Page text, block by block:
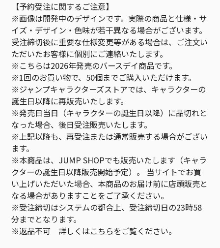
【予約受注に関するご注意】
※画像は開発中のデザインです。実際の商品と仕様・サ
イズ・デザイン・色味が若干異なる場合がございます。
受注締切後に重要な仕様変更等がある場合は、ご注文い
ただいたお客様に個別にご連絡いたします。
※こちらは2026年発売のバースデイ商品です。
※1回のお買い物で、50個までご購入いただけます。
※ジャンプキャラクターズストアでは、キャラクターの
誕生日以降に再販売いたします。
※発売日当日（キャラクターの誕生日以降）に品切れと
なった場合、後日受注販売いたします。
※上記以降も、再受注または通常販売する場合がござい
ます。
※本商品は、JUMP SHOPでも販売いたします（キャラ
クターの誕生日以降販売開始予定）。 当サイトでお買
い上げいただいた場合、本商品のお届け前に店頭販売と
なる場合がありますことをご了承ください。
※受注締切はシステムの都合上、受注締切日の23時58
分までとなります。
※返品不可 詳しくはこちらをご覧ください。